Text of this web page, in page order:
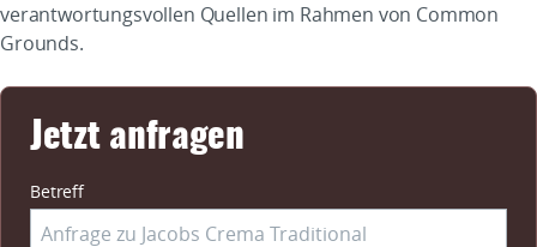
verantwortungsvollen Quellen im Rahmen von Common
Grounds.
Jetzt anfragen
Betreff